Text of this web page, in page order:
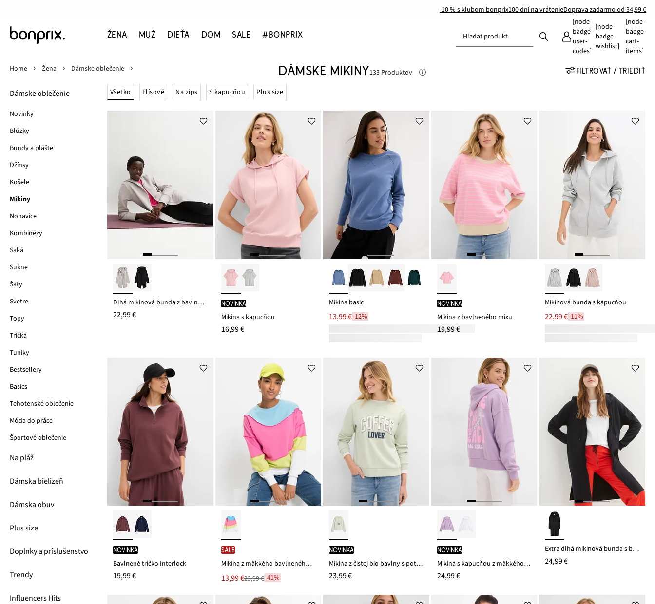
-10 % s klubom bonprix100 dní na vrátenieDoprava zadarmo od 34,99 €
ŽENA MUŽ DIEŤA DOM SALE #BONPRIX Hľadať produkt
[node-
badge-
user-
codes]
[node-
badge-
wishlist]
[node-
badge-
cart-
items]
Dámske oblečenie
Novinky
Blúzky
Bundy a plášte
Džínsy
Košele
Mikiny
Nohavice
Kombinézy
Saká
Sukne
Šaty
Svetre
Topy
Tričká
Tuniky
Bestsellery
Basics
Tehotenské oblečenie
Móda do práce
Športové oblečenie
Na pláž
Dámska bielizeň
Dámska obuv
Plus size
Doplnky a príslušenstvo
Trendy
Influencers Hits
Home Žena Dámske oblečenie DÁMSKE MIKINY133 Produktov FILTROVAŤ / TRIEDIŤ
Všetko Flísové Na zips S kapucňou Plus size
Dlhá mikinová bunda z bavlneného mixu
22,99 €
novinka
Mikina s kapucňou
16,99 €
Mikina basic
13,99 €-12%
novinka
Mikina z bavlneného mixu
19,99 €
Mikinová bunda s kapucňou
22,99 €-11%
novinka
Bavlnené tričko Interlock
19,99 €
SALE
Mikina z mäkkého bavlneného mixu
Nová
cena
13,99 €
Zľava 23,99 €-41%
novinka
Mikina z čistej bio bavlny s potlačou
23,99 €
novinka
Mikina s kapucňou z mäkkého bavlneného mixu
24,99 €
Extra dlhá mikinová bunda s bočnými rozparkami
24,99 €